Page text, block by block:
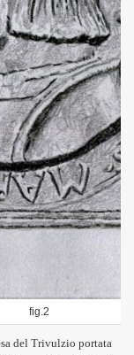
fig.2
del Trivulzio portata